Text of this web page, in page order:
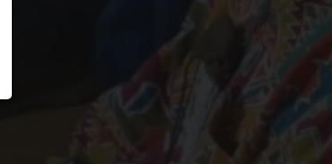
Umění japonského laku – cyklus přednášek